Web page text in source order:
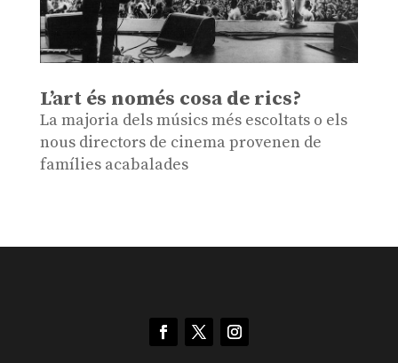
L’art és només cosa de rics?
La majoria dels músics més escoltats o els
nous directors de cinema provenen de
famílies acabalades